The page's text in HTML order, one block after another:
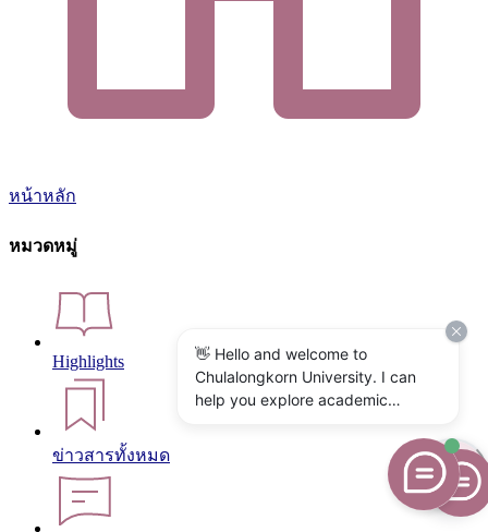
หน้าหลัก
หมวดหมู่
Highlights
ข่าวสารทั้งหมด
👋 Hello and welcome to
Chulalongkorn University. I can
help you explore academic